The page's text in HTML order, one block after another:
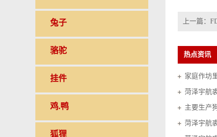
兔子
骆驼
挂件
鸡.鸭
狐狸
上一篇：
热点资讯
家庭作坊
菏泽宇航
菏泽宇航